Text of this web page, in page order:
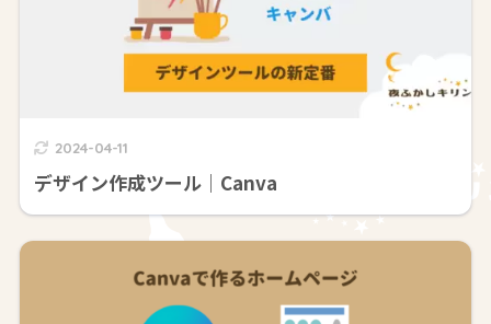
2024-04-11
デザイン作成ツール｜Canva